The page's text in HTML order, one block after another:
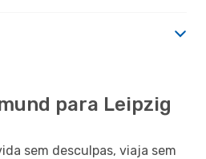
para Leipzig
sem desculpas, viaja sem